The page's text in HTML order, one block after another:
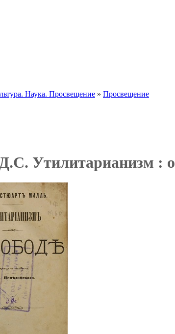
Наука. Просвещение » Просвещение
Утилитарианизм : о